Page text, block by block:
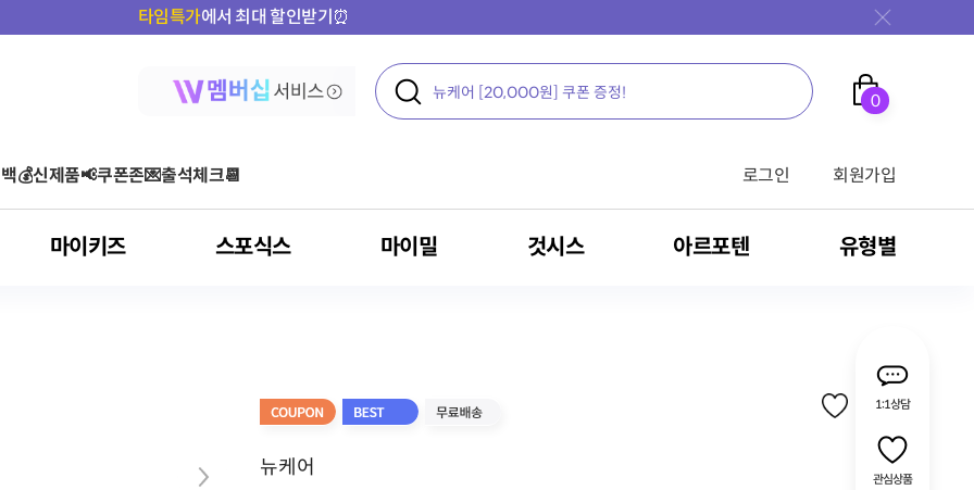
타임특가에서 최대 할인받기⏰
0
💰신제품📢쿠폰존💌출석체크📆 로그인 회원가입
올프로틴
기타
오메가3
마이키즈 스포식스
다이어트
마이밀 것시스
포스트바이오틱스
아르포텐 유형별
클로렐라
뉴케어
1:1상담
관심상품